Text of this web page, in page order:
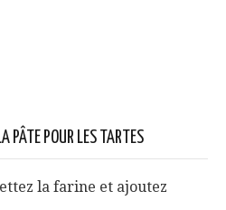
PÂTE POUR LES TARTES
la farine et ajoutez